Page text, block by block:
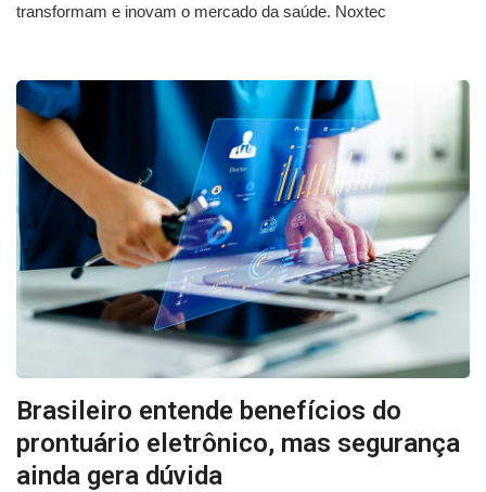
transformam e inovam o mercado da saúde. Noxtec
Brasileiro entende benefícios do
prontuário eletrônico, mas segurança
ainda gera dúvida